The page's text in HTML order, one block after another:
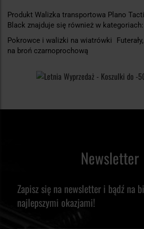
Produkt Walizka transportowa Plano
Black znajduje się również w kategoriach:
Pokrowce i walizki na wiatrówki
na broń czarnoprochową
Newsletter
Zapisz się na newsletter i bądź na
najlepszymi okazjami!